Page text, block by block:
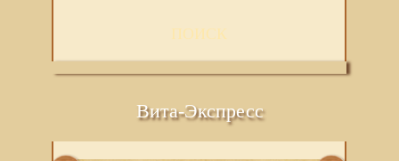
ПОИСК
Вита-Экспресс